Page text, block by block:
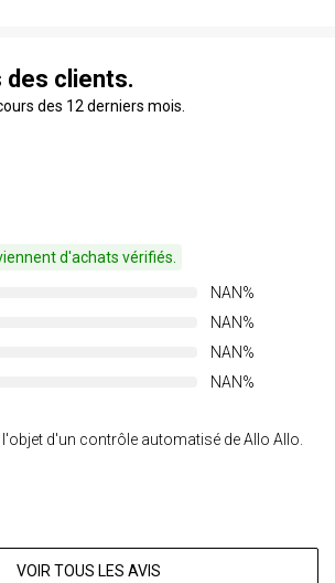
clients.
des 12 derniers mois.
d'achats vérifiés.
NAN%
NAN%
NAN%
NAN%
d'un contrôle automatisé de Allo Allo.
VOIR TOUS LES AVIS